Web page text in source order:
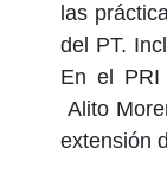
las
del PT.
En el PRI
Alito
extensión